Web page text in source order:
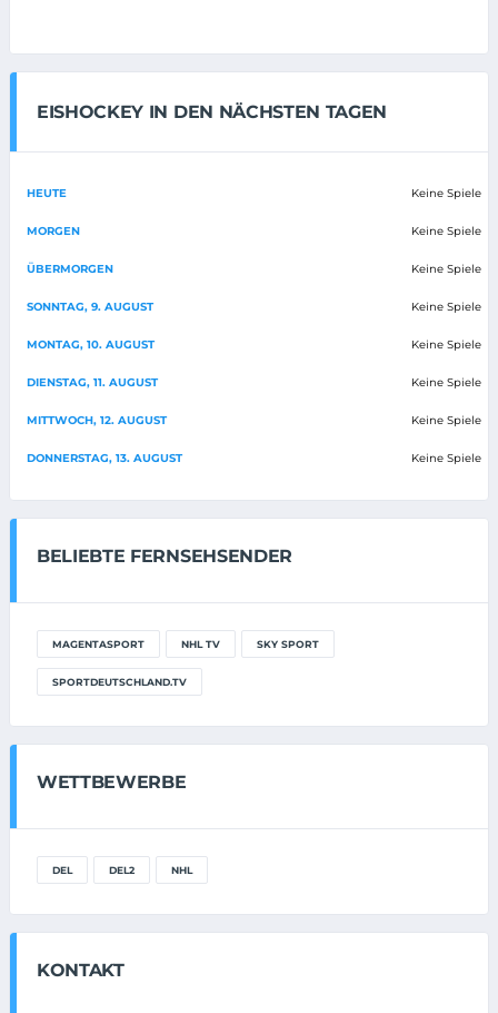
EISHOCKEY IN DEN NÄCHSTEN TAGEN
HEUTE Keine Spiele
MORGEN Keine Spiele
ÜBERMORGEN Keine Spiele
SONNTAG, 9. AUGUST Keine Spiele
MONTAG, 10. AUGUST Keine Spiele
DIENSTAG, 11. AUGUST Keine Spiele
MITTWOCH, 12. AUGUST Keine Spiele
DONNERSTAG, 13. AUGUST Keine Spiele
BELIEBTE FERNSEHSENDER
MAGENTASPORT NHL TV SKY SPORT
SPORTDEUTSCHLAND.TV
WETTBEWERBE
DEL DEL2 NHL
KONTAKT